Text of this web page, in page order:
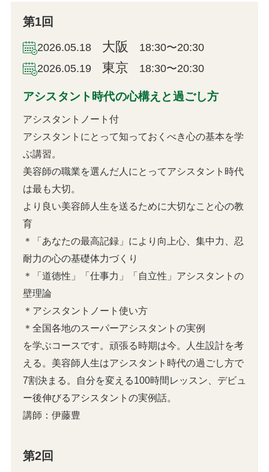
第1回
2026.05.18 大阪
18:30〜20:30
2026.05.19 東京 18:30〜20:30
アシスタント時代の心構えと過ごし方
アシスタントノート付
アシスタントにとって知っておくべき心の基本を学
ぶ講習。
美容師の職業を選んだ人にとってアシスタント時代
は最も大切。
より良い美容師人生を送るために大切なこと心の教
育
＊「あなたの最高記録」により向上心、集中力、忍
耐力の心の基礎体力づくり
＊「道徳性」「仕事力」「自立性」アシスタントの
壁理論
＊アシスタントノート使い方
＊全国各地のスーパーアシスタントの実例
を学ぶコースです。頑張る時期は今。人生設計を考
える。美容師人生はアシスタント時代の過ごし方で
7割決まる。自分を変える100時間レッスン、デビュ
ー後伸びるアシスタントの実例話。
講師：伊藤豊
第2回